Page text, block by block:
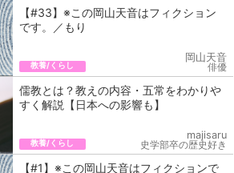
【#33】※この岡山天音はフィクション
です。／もり
教養/くらし
岡山天音
俳優
儒教とは？教えの内容・五常をわかりや
すく解説【日本への影響も】
教養/くらし
majisaru
史学部卒の歴史好き
【#1】※この岡山天音はフィクションで